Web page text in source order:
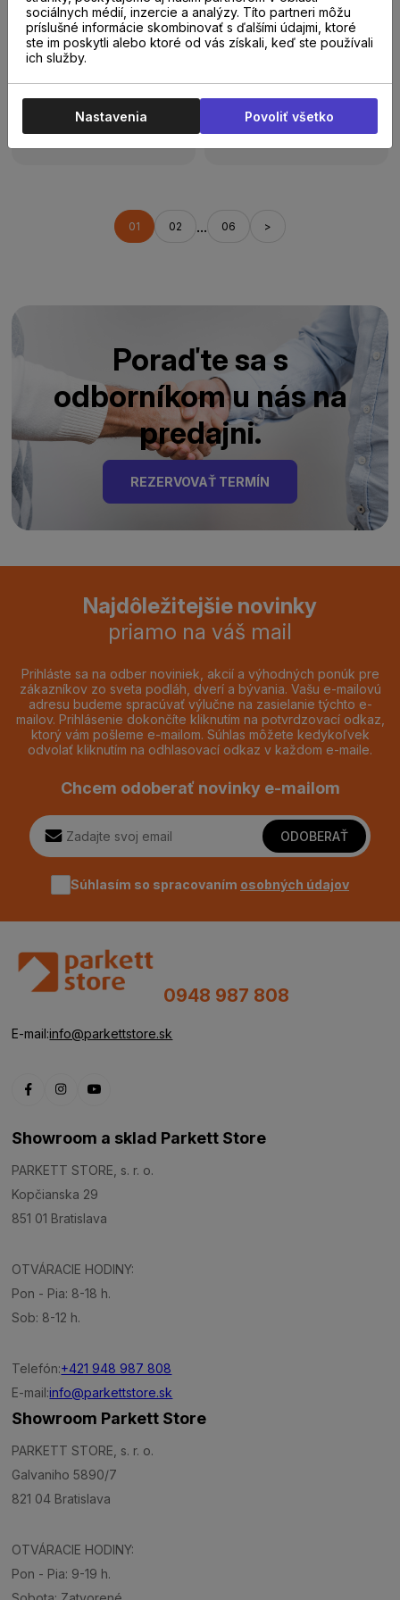
Skladom 39.48 m²
Vitality Jumbo
JUM00391APL Aqua
19,00 €
Skladom26.58 m²
Kingsize 8 EL2093
V2 Dub Ortega
18,60 €
01 02 ... 06 >
Poraďte sa s
odborníkom u nás na
predajni.
REZERVOVAŤ TERMÍN
Najdôležitejšie novinky
priamo na váš mail
Prihláste sa na odber noviniek, akcií a výhodných ponúk pre
zákazníkov zo sveta podláh, dverí a bývania. Vašu e-mailovú
adresu budeme spracúvať výlučne na zasielanie týchto e-
mailov. Prihlásenie dokončíte kliknutím na potvrdzovací odkaz,
ktorý vám pošleme e-mailom. Súhlas môžete kedykoľvek
odvolať kliknutím na odhlasovací odkaz v každom e-maile.
Chcem odoberať novinky e-mailom
ODOBERAŤ
Súhlasím so spracovaním osobných údajov
0948 987 808
E-mail:info@parkettstore.sk
Showroom a sklad Parkett Store
PARKETT STORE, s. r. o.
Kopčianska 29
851 01 Bratislava
OTVÁRACIE HODINY:
Pon - Pia: 8-18 h.
Sob: 8-12 h.
Telefón:+421 948 987 808
E-mail:info@parkettstore.sk
Showroom Parkett Store
PARKETT STORE, s. r. o.
Galvaniho 5890/7
821 04 Bratislava
OTVÁRACIE HODINY:
Pon - Pia: 9-19 h.
sociálnych médií, inzercie a analýzy. Títo partneri môžu
príslušné informácie skombinovať s ďalšími údajmi, ktoré
ste im poskytli alebo ktoré od vás získali, keď ste používali
ich služby.
Nastavenia Povoliť všetko